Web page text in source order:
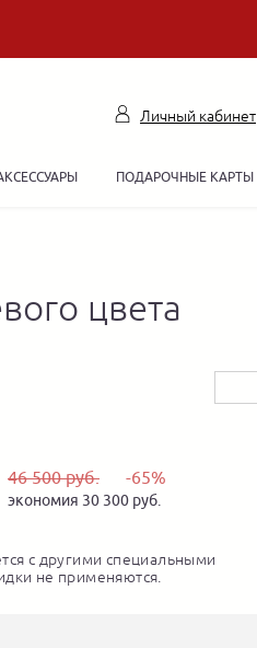
Личный кабинет
ПОДАРОЧНЫЕ КАРТЫ
цвета
46 500 руб. -65%
экономия 30 300 руб.
с другими специальными
не применяются.